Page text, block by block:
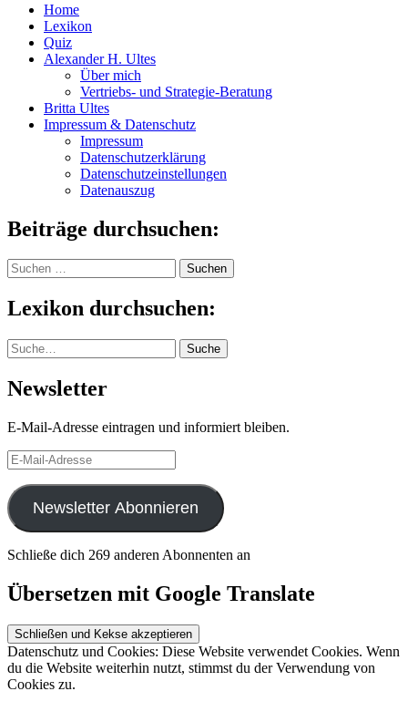
Home
Lexikon
Quiz
Alexander H. Ultes
Über mich
Vertriebs- und Strategie-Beratung
Britta Ultes
Impressum & Datenschutz
Impressum
Datenschutzerklärung
Datenschutzeinstellungen
Datenauszug
Beiträge durchsuchen:
Suchen
nach:
Lexikon durchsuchen:
Suche Suche
Newsletter
E-Mail-Adresse eintragen und informiert bleiben.
E-
Mail-
Adresse
Newsletter Abonnieren
Schließe dich 269 anderen Abonnenten an
Übersetzen mit Google Translate
Datenschutz und Cookies: Diese Website verwendet Cookies. Wenn
du die Website weiterhin nutzt, stimmst du der Verwendung von
Cookies zu.